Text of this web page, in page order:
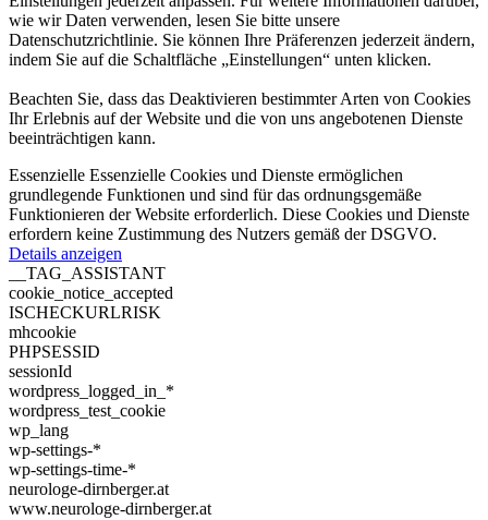
wie wir Daten verwenden, lesen Sie bitte unsere
Datenschutzrichtlinie. Sie können Ihre Präferenzen jederzeit ändern,
indem Sie auf die Schaltfläche „Einstellungen“ unten klicken.
Beachten Sie, dass das Deaktivieren bestimmter Arten von Cookies
Ihr Erlebnis auf der Website und die von uns angebotenen Dienste
beeinträchtigen kann.
Essenzielle Essenzielle Cookies und Dienste ermöglichen
grundlegende Funktionen und sind für das ordnungsgemäße
Funktionieren der Website erforderlich. Diese Cookies und Dienste
erfordern keine Zustimmung des Nutzers gemäß der DSGVO.
Details anzeigen
__TAG_ASSISTANT
cookie_notice_accepted
ISCHECKURLRISK
mhcookie
PHPSESSID
sessionId
wordpress_logged_in_*
wordpress_test_cookie
wp_lang
wp-settings-*
wp-settings-time-*
neurologe-dirnberger.at
www.neurologe-dirnberger.at